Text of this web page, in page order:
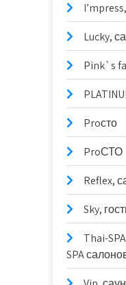
Lucky,
Pink`s
Proсто
ProСТО
Reflex,
Sky,
Thai-
SPA